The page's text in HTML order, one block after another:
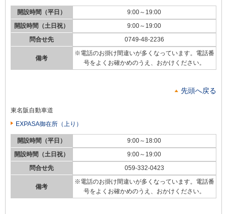
開設時間（平日）
9:00～19:00
開設時間（土日祝）
9:00～19:00
問合せ先
0749-48-2236
備考
※電話のお掛け間違いが多くなっています。電話番
号をよくお確かめのうえ、おかけください。
先頭へ戻る
東名阪自動車道
EXPASA御在所（上り）
開設時間（平日）
9:00～18:00
開設時間（土日祝）
9:00～19:00
問合せ先
059-332-0423
備考
※電話のお掛け間違いが多くなっています。電話番
号をよくお確かめのうえ、おかけください。